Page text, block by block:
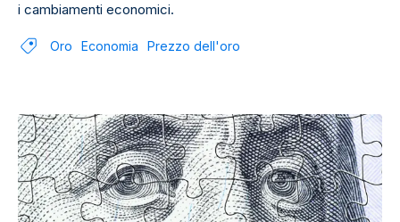
i cambiamenti economici.
Oro Economia Prezzo dell'oro